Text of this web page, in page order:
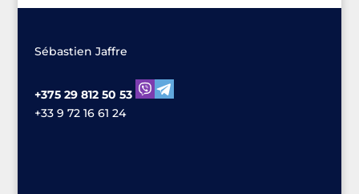
Sébastien Jaffre
+375 29 812 50 53
+33 9 72 16 61 24